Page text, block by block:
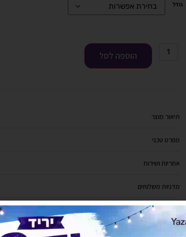
גודל
הוספה לסל
תיאור מוצר
מפרט טכני
אחריות ושירות
מדניות משלוחים
יש לך שאלה על המוצר?
לחץ כאן ונציגנו יחזרו אליך בהקדם!